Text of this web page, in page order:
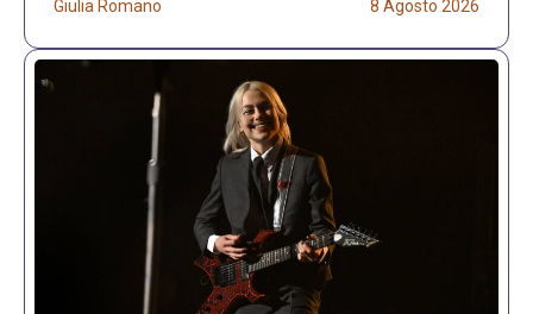
Giulia Romano 8 Agosto 2026